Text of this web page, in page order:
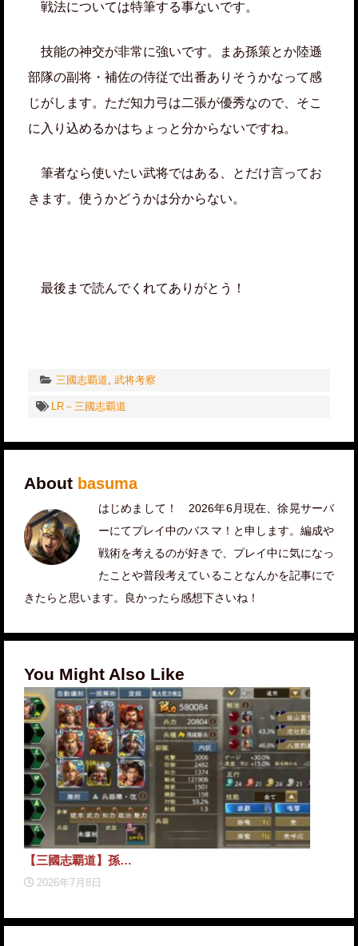
戦法については特筆する事ないです。
技能の神交が非常に強いです。まあ孫策とか陸遜
部隊の副将・補佐の侍従で出番ありそうかなって感
じがします。ただ知力弓は二張が優秀なので、そこ
に入り込めるかはちょっと分からないですね。
筆者なら使いたい武将ではある、とだけ言ってお
きます。使うかどうかは分からない。
最後まで読んでくれてありがとう！
三國志覇道, 武将考察
LR－三國志覇道
About basuma
はじめまして！ 2026年6月現在、徐晃サーバ
ーにてプレイ中のバスマ！と申します。編成や
戦術を考えるのが好きで、プレイ中に気になっ
たことや普段考えていることなんかを記事にで
きたらと思います。良かったら感想下さいね！
You Might Also Like
【三國志覇道】孫…
2026年7月8日